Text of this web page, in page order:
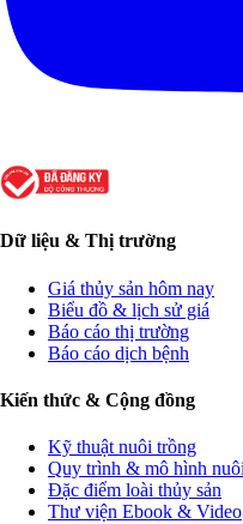
Dữ liệu & Thị trường
Giá thủy sản hôm nay
Biểu đồ & lịch sử giá
Báo cáo thị trường
Báo cáo dịch bệnh
Kiến thức & Cộng đồng
Kỹ thuật nuôi trồng
Quy trình & mô hình nuôi
Đặc điểm loài thủy sản
Thư viện Ebook & Video